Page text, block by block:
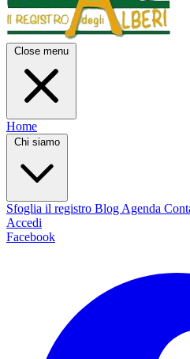
Close menu
Home
Chi siamo
Sfoglia il registro Blog Agenda
Accedi
Facebook